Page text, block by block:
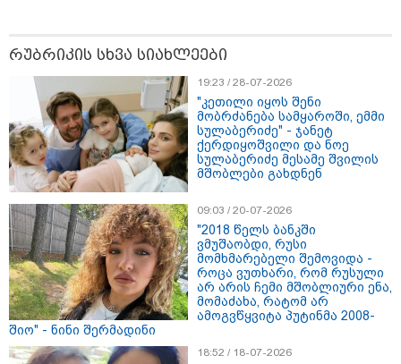
11:13 / 05-08-2026
Hisense წარმოგიდგენთ გზავნილს "ინოვაციები
უკეთესი ცხოვრებისათვის" FIFA-ს 2026 წლის
მსოფლიო ჩემპიონატზე™
რუბრიკის სხვა სიახლეები
19:23 / 28-07-2026
"კეთილი იყოს შენი
მობრძანება სამყაროში, ემმი
სულაბერიძე" - ჯანეტ
ქერდიყოშვილი და ნოე
სულაბერიძე მესამე შვილის
მშობლები გახდნენ
09:03 / 20-07-2026
"2018 წელს ბანკში
ვმუშაობდი, რუსი
მომხმარებელი შემოვიდა -
როცა ვუთხარი, რომ რუსული
არ არის ჩემი მშობლიური ენა,
მომაძახა, რატომ არ
ამოგვწყვიტა პუტინმა 2008-
შიო" - ნინი შერმადინი
18:52 / 18-07-2026